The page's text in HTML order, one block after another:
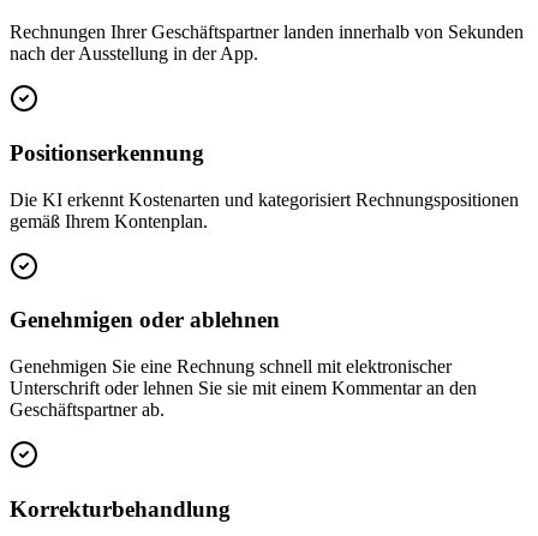
Rechnungen Ihrer Geschäftspartner landen innerhalb von Sekunden
nach der Ausstellung in der App.
Positionserkennung
Die KI erkennt Kostenarten und kategorisiert Rechnungspositionen
gemäß Ihrem Kontenplan.
Genehmigen oder ablehnen
Genehmigen Sie eine Rechnung schnell mit elektronischer
Unterschrift oder lehnen Sie sie mit einem Kommentar an den
Geschäftspartner ab.
Korrekturbehandlung